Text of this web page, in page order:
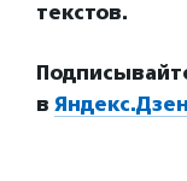
текстов.
в Яндекс.Дзен